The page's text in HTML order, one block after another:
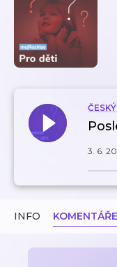
3. 6.
INFO KOMENTÁŘE